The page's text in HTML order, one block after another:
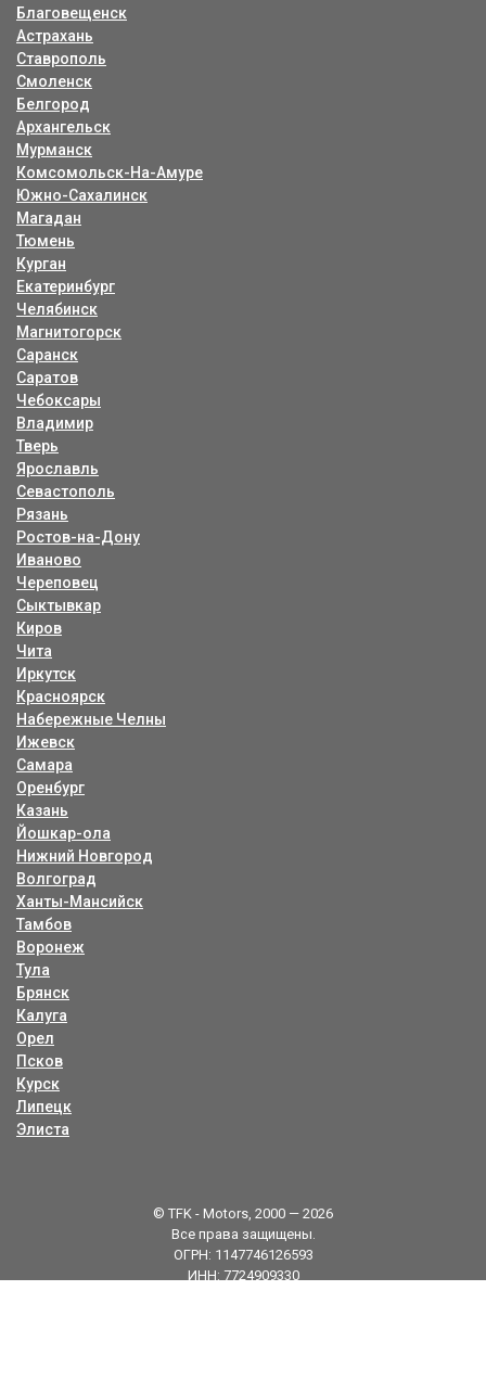
Благовещенск
Астрахань
Ставрополь
Смоленск
Белгород
Архангельск
Мурманск
Комсомольск-На-Амуре
Южно-Сахалинск
Магадан
Тюмень
Курган
Екатеринбург
Челябинск
Магнитогорск
Саранск
Саратов
Чебоксары
Владимир
Тверь
Ярославль
Севастополь
Рязань
Ростов-на-Дону
Иваново
Череповец
Сыктывкар
Киров
Чита
Иркутск
Красноярск
Набережные Челны
Ижевск
Самара
Оренбург
Казань
Йошкар-ола
Нижний Новгород
Волгоград
Ханты-Мансийск
Тамбов
Воронеж
Тула
Брянск
Калуга
Орел
Псков
Курск
Липецк
Элиста
© TFK - Motors, 2000 — 2026
Все права защищены.
ОГРН: 1147746126593
ИНН: 7724909330